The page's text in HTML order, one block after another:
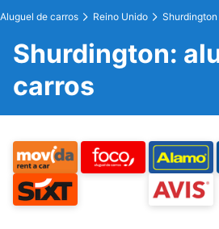
Aluguel de carros Reino Unido Shurdington
Shurdington:
carros